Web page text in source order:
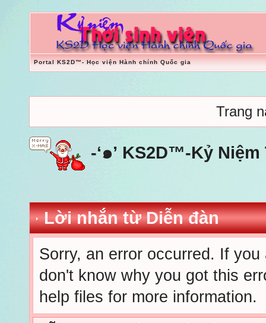
Portal KS2D™- Học viện Hành chính Quốc gia
Trang
-‘๑’ KS2D™-Kỷ
Lời nhắn từ Diễn đàn
Sorry, an error occurred. If
don't know why you got this
help files for more information.